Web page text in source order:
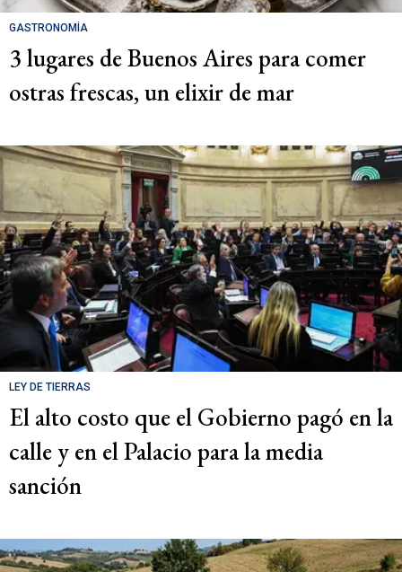
GASTRONOMÍA
3 lugares de Buenos Aires para comer
ostras frescas, un elixir de mar
LEY DE TIERRAS
El alto costo que el Gobierno pagó en la
calle y en el Palacio para la media
sanción